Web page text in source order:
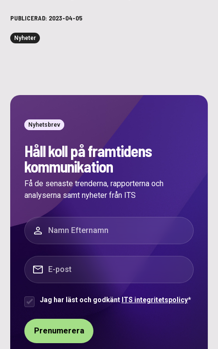
PUBLICERAD: 2023-04-05
Nyheter
Nyhetsbrev
Håll koll på framtidens
kommunikation
Få de senaste trenderna, rapporterna och
analyserna samt nyheter från ITS
”*” anger obligatoriska fält
Namn
E-post
Samtycke*
Jag har läst och godkänt ITS integritetspolicy*